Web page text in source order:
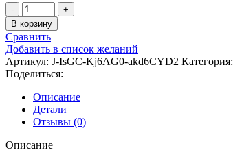
Количество
товара
GRACO
Сопло
RAC
X
HDA
527
В корзину
Сравнить
Добавить в список желаний
Артикул: J-IsGC-Kj6AG0-akd6CYD2 Категория:
Поделиться:
Описание
Детали
Отзывы (0)
Описание